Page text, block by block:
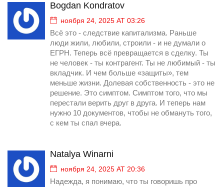
Bogdan Kondratov
ноября 24, 2025 AT 03:26
Всё это - следствие капитализма. Раньше
люди жили, любили, строили - и не думали о
ЕГРН. Теперь всё превращается в сделку. Ты
не человек - ты контрагент. Ты не любимый - ты
вкладчик. И чем больше «защиты», тем
меньше жизни. Долевая собственность - это не
решение. Это симптом. Симптом того, что мы
перестали верить друг в друга. И теперь нам
нужно 10 документов, чтобы не обмануть того,
с кем ты спал вчера.
Natalya Winarni
ноября 24, 2025 AT 20:36
Надежда, я понимаю, что ты говоришь про